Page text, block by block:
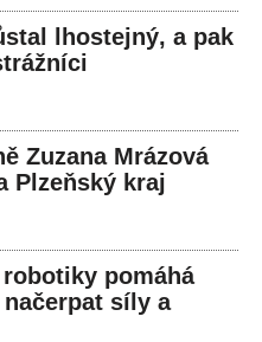
lhostejný, a pak
Zuzana Mrázová
Plzeňský kraj
pomáhá
síly a